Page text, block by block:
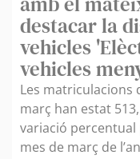
destacar la
vehicles
vehicles
Les matriculacions
març han estat
variació percentual
mes de març de